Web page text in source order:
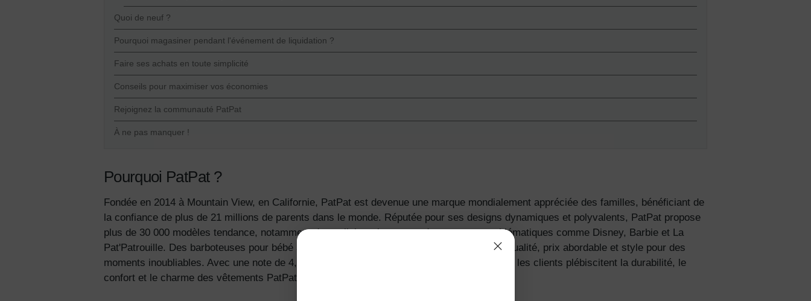
Quoi de neuf ?
Pourquoi magasiner pendant l'événement de liquidation ?
Faire ses achats en toute simplicité
Conseils pour maximiser vos économies
Rejoignez la communauté PatPat
À ne pas manquer !
Pourquoi PatPat ?
Fondée en 2014 à Mountain View, en Californie, PatPat est devenue une marque mondialement appréciée des familles, bénéficiant de
la confiance de plus de 21 millions de parents dans le monde. Réputée pour ses designs dynamiques et polyvalents, PatPat propose
plus de 30 000 modèles tendance, notamment des collaborations avec des marques emblématiques comme Disney, Barbie et La
Pat'Patrouille. Des barboteuses pour bébé aux ensembles familiaux assortis, PatPat allie qualité, prix abordable et style pour des
moments inoubliables. Avec une note de 4,3/5 sur Trustpilot basée sur plus de 32 000 avis, les clients plébiscitent la durabilité, le
confort et le charme des vêtements PatPat.